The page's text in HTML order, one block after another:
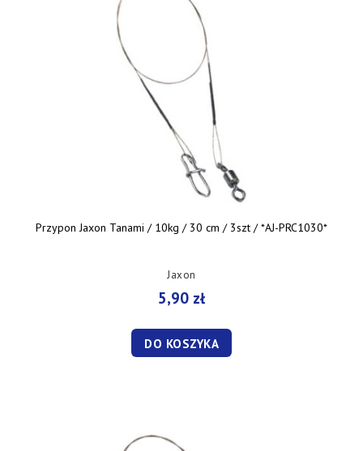
Przypon Jaxon Tanami / 10kg / 30 cm / 3szt / *AJ-PRC1030*
Jaxon
5,90 zł
DO KOSZYKA